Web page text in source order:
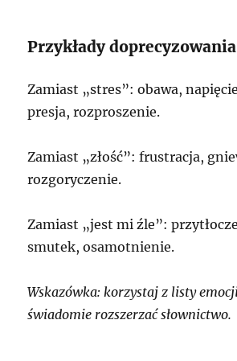
Przykłady
Zamiast „stres”: obawa,
presja, rozproszenie.
Zamiast „złość”: frustracja,
rozgoryczenie.
Zamiast „jest mi źle”:
smutek, osamotnienie.
Wskazówka: korzystaj z listy
świadomie rozszerzać słownictwo.